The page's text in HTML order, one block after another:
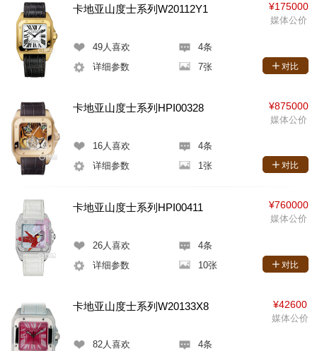
卡地亚山度士系列W20112Y1
49人喜欢
4条
详细参数
7张
¥175000
媒体公价
对比
卡地亚山度士系列HPI00328
16人喜欢
4条
详细参数
1张
¥875000
媒体公价
对比
卡地亚山度士系列HPI00411
26人喜欢
4条
详细参数
10张
¥760000
媒体公价
对比
卡地亚山度士系列W20133X8
82人喜欢
4条
¥42600
媒体公价